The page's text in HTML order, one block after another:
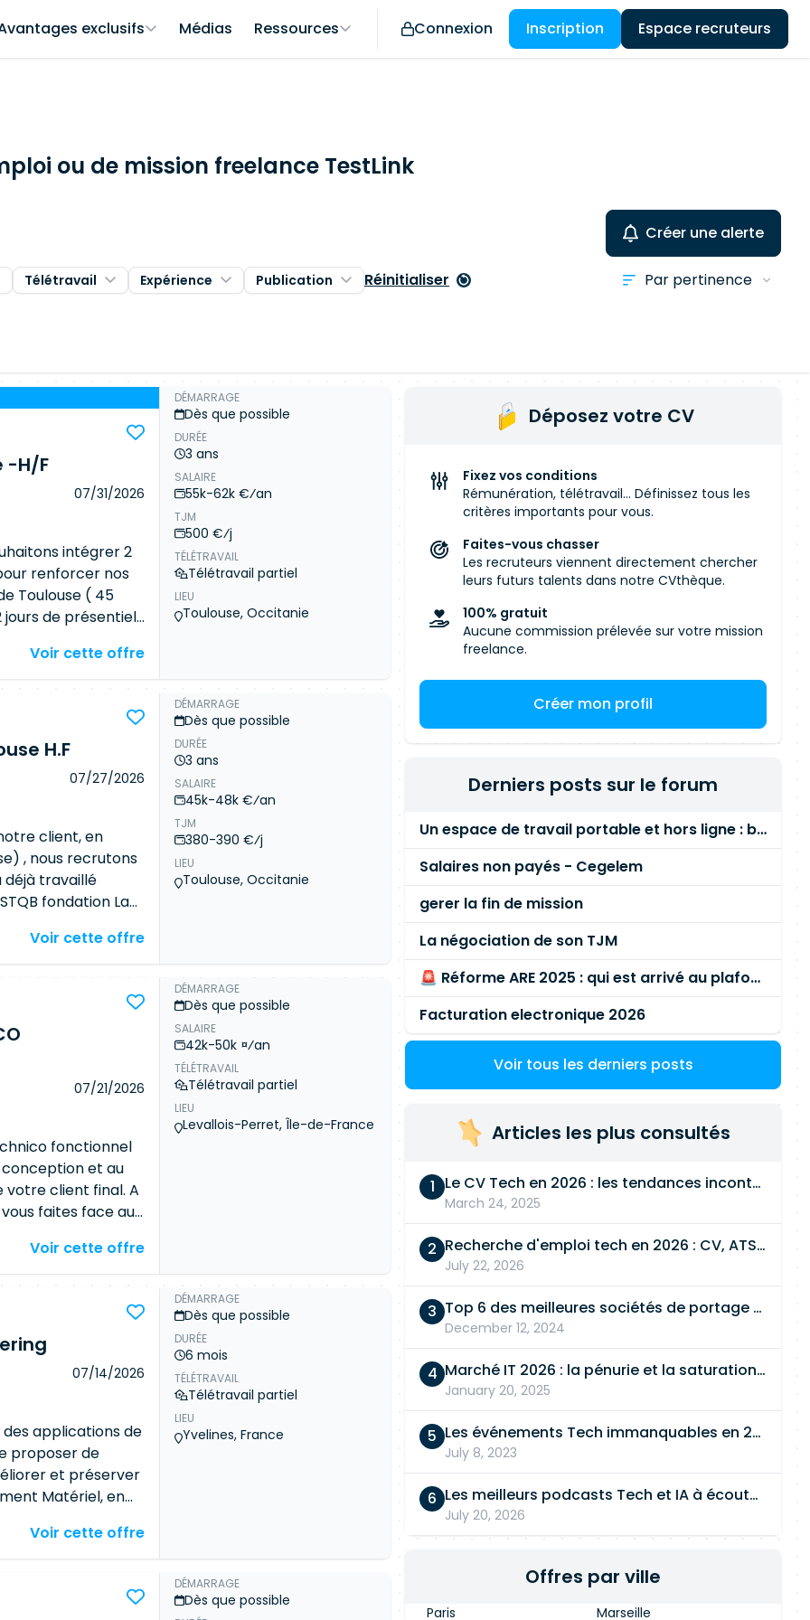
exclusifs Médias Ressources Connexion Inscription Espace recruteurs
ou de mission freelance TestLink
Créer une alerte
Télétravail Expérience Publication Réinitialiser
-H/F
07/31/2026
intégrer 2
renforcer nos
Toulouse ( 45
jours de présentiel
en 5 sprints de 3
et du déploiement
multi -
charges…)
la rédaction de
et mettre en
test incluant la
entre la
en place les
et les
des US /
TestLink). Estimer
Voir cette offre
DÉMARRAGE
Dès que possible
DURÉE
3 ans
SALAIRE
55k-62k €⁄an
TJM
500 €⁄j
TÉLÉTRAVAIL
Télétravail partiel
LIEU
Toulouse, Occitanie
H.F
07/27/2026
client, en
, nous recrutons
déjà travaillé
fondation La
Créer
SQL Analyser les
pour les US
Rédiger les
: 3 jours de
Voir cette offre
DÉMARRAGE
Dès que possible
DURÉE
3 ans
SALAIRE
45k-48k €⁄an
TJM
380-390 €⁄j
LIEU
Toulouse, Occitanie
07/21/2026
fonctionnel
et au
client final. A
faites face aux
la
comités et les
les jeux de
SQL pour une
de test
, IHM,
et rédiger
test et des
Rédiger
à la rédaction de
Voir cette offre
DÉMARRAGE
Dès que possible
SALAIRE
42k-50k ¤⁄an
TÉLÉTRAVAIL
Télétravail partiel
LIEU
Levallois-Perret, Île-de-France
07/14/2026
applications de
proposer de
et préserver
Matériel, en
smart metering
en charge le
de
Voir cette offre
DÉMARRAGE
Dès que possible
DURÉE
6 mois
TÉLÉTRAVAIL
Télétravail partiel
LIEU
Yvelines, France
DÉMARRAGE
Dès que possible
Déposez votre CV
Fixez vos conditions
Rémunération, télétravail... Définissez tous les
critères importants pour vous.
Faites-vous chasser
Les recruteurs viennent directement chercher
leurs futurs talents dans notre CVthèque.
100% gratuit
Aucune commission prélevée sur votre mission
freelance.
Créer mon profil
Derniers posts sur le forum
Un espace de travail portable et hors ligne : besoin réel ou fausse bonne idée ?
Salaires non payés - Cegelem
gerer la fin de mission
La négociation de son TJM
🚨 Réforme ARE 2025 : qui est arrivé au plafond des 60 % en gardant son entreprise ?
Facturation electronique 2026
Voir tous les derniers posts
Articles les plus consultés
Le CV Tech en 2026 : les tendances incontournables
March 24, 2025
Recherche d'emploi tech en 2026 : CV, ATS, entretien… On vous dit tout
July 22, 2026
Top 6 des meilleures sociétés de portage salarial
December 12, 2024
Marché IT 2026 : la pénurie et la saturation, en même temps
January 20, 2025
Les événements Tech immanquables en 2026
July 8, 2023
Les meilleurs podcasts Tech et IA à écouter en 2026
July 20, 2026
Offres par ville
Paris
Marseille